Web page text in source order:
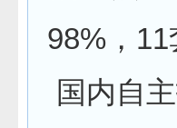
98%，
国内自